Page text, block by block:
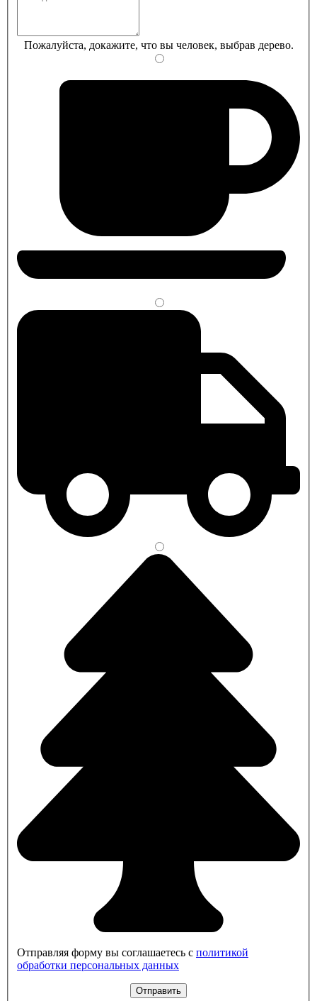
Пожалуйста, докажите, что вы человек, выбрав дерево.
Отправляя форму вы соглашаетесь с политикой
обработки персональных данных
Отправить